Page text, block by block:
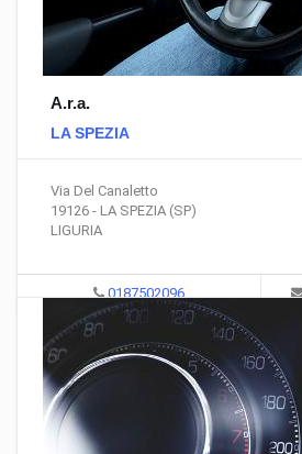
A.r.a.
LA SPEZIA
Via Del Canaletto
19126 - LA SPEZIA (SP)
LIGURIA
0187502096